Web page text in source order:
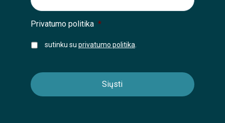
Privatumo politika *
sutinku su privatumo politika